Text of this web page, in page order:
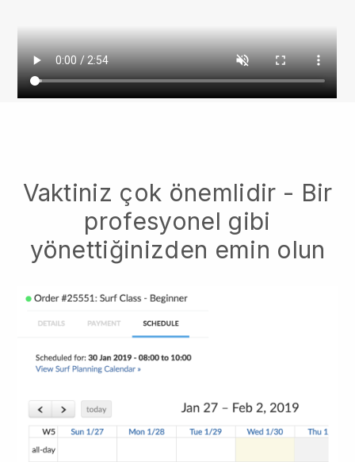
Vaktiniz çok önemlidir - Bir
profesyonel gibi
yönettiğinizden emin olun